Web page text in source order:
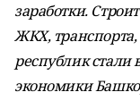
заработки.
ЖКХ, транспорта,
республик стали
экономики